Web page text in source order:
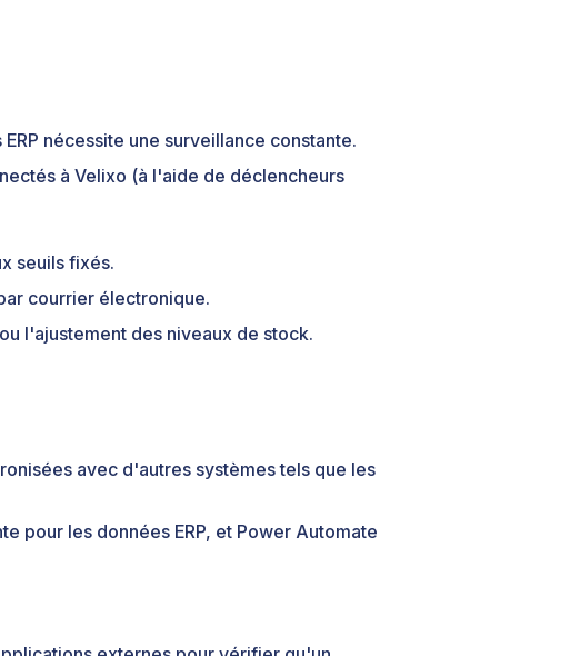
nécessite une surveillance constante.
à Velixo (à l'aide de déclencheurs
seuils fixés.
courrier électronique.
l'ajustement des niveaux de stock.
avec d'autres systèmes tels que les
pour les données ERP, et Power Automate